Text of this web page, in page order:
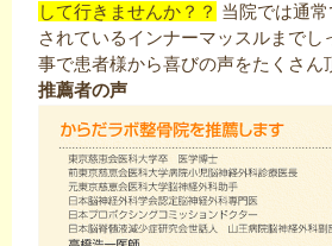
して行きませんか？？ 当院では通
されているインナーマッスルまでし
事で患者様から喜びの声をたくさん
推薦者の声